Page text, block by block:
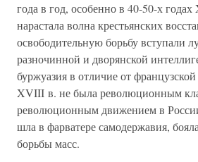
года в год, особенно в 40-50-х
нарастала волна крестьянских
освободительную борьбу вступали
разночинной и дворянской
буржуазия в отличие от
XVIII в. не была революционным
революционным движением в
шла в фарватере самодержавия,
борьбы масс.